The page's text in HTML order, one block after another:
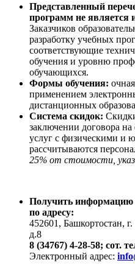
Представленный
программ не
Заказчиков
разработку учебных
соответствующие
обучения и уровню
обучающихся.
Формы обучения:
применением
дистанционных
Система скидок:
заключении договора на
услуг с физическими и
рассчитываются
25% от стоимости,
Получить
по адресу:
452601, Башкортостан,
д.8
8 (34767) 4-28-58; сот.
Электронный адрес: